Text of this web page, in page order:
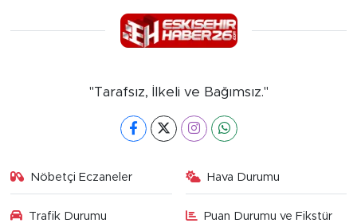
"Tarafsız, İlkeli ve Bağımsız."
Nöbetçi Eczaneler Hava Durumu
Trafik Durumu Puan Durumu ve Fikstür